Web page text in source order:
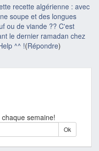
recette algérienne : avec
soupe et des longues
ou de viande ?? C'est
le dernier ramadan chez
^^ !(Répondre)
semaine!